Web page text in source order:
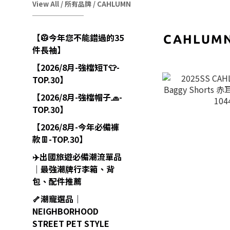
View All /所有品牌 / CAHLUMN
【🥼今年您不能錯過的35
件長袖】
【2026/8月-強檔短T👕-
TOP.30】
【2026/8月-強檔帽子🧢-
TOP.30】
【2026/8月-今年必備褲
款👖-TOP.30】
✈️出國旅遊必備潮流單品
｜最強潮牌行李箱、背
包、配件推薦
🦴潮寵選品｜
NEIGHBORHOOD
STREET PET STYLE